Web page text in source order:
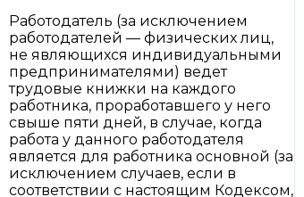
Работодатель (за исключением
работодателей — физических лиц,
не являющихся индивидуальными
предпринимателями) ведет
трудовые книжки на каждого
работника, проработавшего у него
свыше пяти дней, в случае, когда
работа у данного работодателя
является для работника основной (за
исключением случаев, если в
соответствии с настоящим Кодексом,